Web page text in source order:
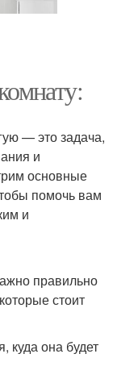
— это задача,
и
основные
помочь вам
и
правильно
стоит
куда она будет